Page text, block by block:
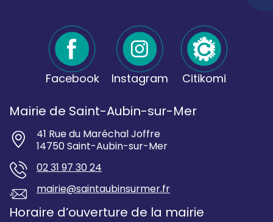
Facebook Instagram Citikomi
Mairie de Saint-Aubin-sur-Mer
41 Rue du Maréchal Joffre
14750 Saint-Aubin-sur-Mer
02 31 97 30 24
mairie@saintaubinsurmer.fr
Horaire d’ouverture de la mairie